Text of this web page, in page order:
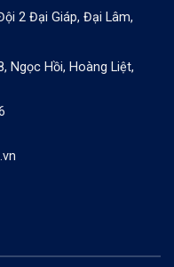
2 Đại Giáp, Đại Lâm,
Ngọc Hồi, Hoàng Liệt,